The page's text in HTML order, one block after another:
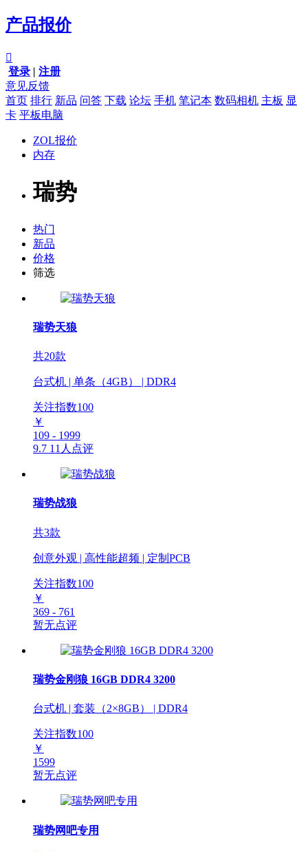
产品报价

登录 | 注册
意见反馈
首页 排行 新品 问答 下载 论坛 手机 笔记本 数码相机 主板 显
卡 平板电脑
ZOL报价
内存
瑞势
热门
新品
价格
筛选
瑞势天狼
共20款
台式机 | 单条（4GB） | DDR4
关注指数100
￥
109 - 1999
9.7 11人点评
瑞势战狼
共3款
创意外观 | 高性能超频 | 定制PCB
关注指数100
￥
369 - 761
暂无点评
瑞势金刚狼 16GB DDR4 3200
台式机 | 套装（2×8GB） | DDR4
关注指数100
￥
1599
暂无点评
瑞势网吧专用